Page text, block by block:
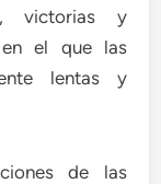
victorias y
en el que las
lentas y
de las